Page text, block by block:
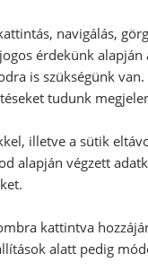
Ehhez
navigálás,
érdekünk
is szükségünk
tudunk
illetve a sütik
alapján végzett
kattintva
alatt pedig